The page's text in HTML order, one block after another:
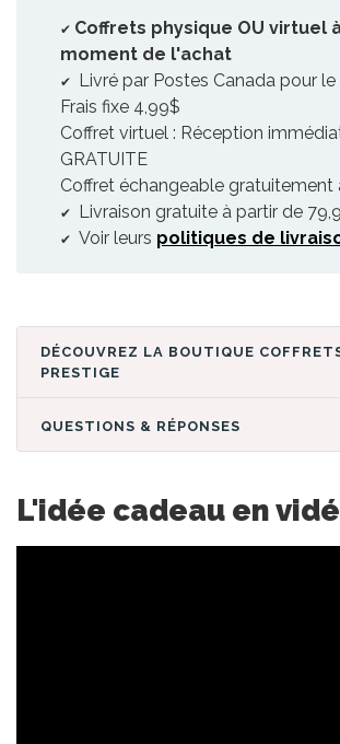
Coffrets physique OU virtuel
moment de l'achat
Livré par Postes Canada pour
Frais fixe 4,99$
Coffret virtuel : Réception
GRATUITE
Coffret échangeable gratuitement
Livraison gratuite à partir de
Voir leurs politiques de
DÉCOUVREZ LA BOUTIQUE COFFRETS
PRESTIGE
QUESTIONS & RÉPONSES
L'idée cadeau en